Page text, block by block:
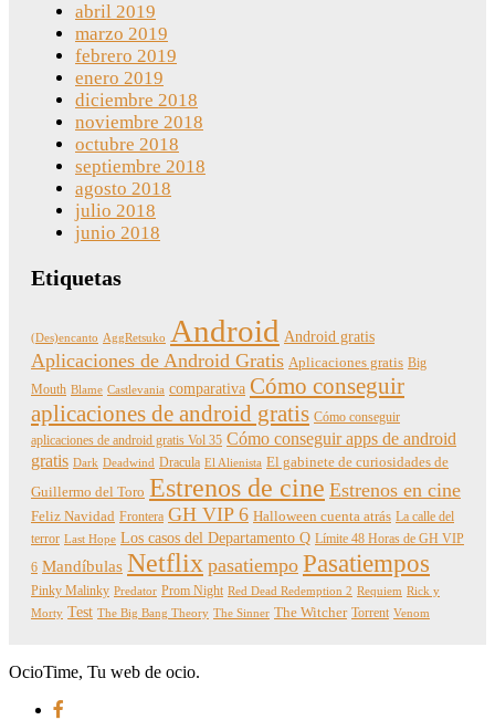
abril 2019
marzo 2019
febrero 2019
enero 2019
diciembre 2018
noviembre 2018
octubre 2018
septiembre 2018
agosto 2018
julio 2018
junio 2018
Etiquetas
(Des)encanto AggRetsuko Android Android gratis
Aplicaciones de Android Gratis Aplicaciones gratis Big
Mouth Blame Castlevania comparativa Cómo conseguir
aplicaciones de android gratis Cómo conseguir
aplicaciones de android gratis Vol 35 Cómo conseguir apps de android
gratis Dark Deadwind Dracula El Alienista El gabinete de curiosidades de
Guillermo del Toro Estrenos de cine Estrenos en cine
Feliz Navidad Frontera GH VIP 6 Halloween cuenta atrás La calle del
terror Last Hope Los casos del Departamento Q Límite 48 Horas de GH VIP
6 Mandíbulas Netflix pasatiempo Pasatiempos
Pinky Malinky Predator Prom Night Red Dead Redemption 2 Requiem Rick y
Morty Test The Big Bang Theory The Sinner The Witcher Torrent Venom
OcioTime, Tu web de ocio.